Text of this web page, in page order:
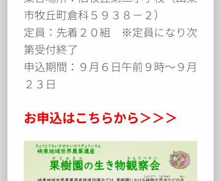
市牧丘町倉科５９３８－２）
定員：先着２０組 ※定員になり次
第受付終了
申込期間：９月６日午前９時～９月
２３日
お申込はこちらから＞＞＞